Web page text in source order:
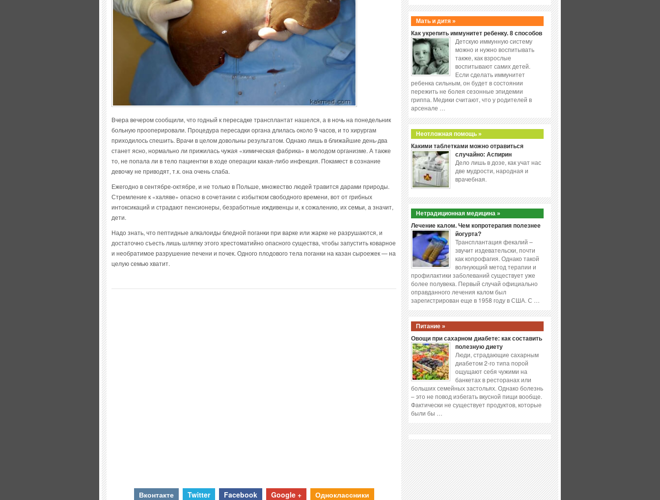
Вчера вечером сообщили, что годный к пересадке трансплантат нашелся, а в ночь на понедельник
больную прооперировали. Процедура пересадки органа длилась около 9 часов, и то хирургам
приходилось спешить. Врачи в целом довольны результатом. Однако лишь в ближайшие день-два
станет ясно, нормально ли прижилась чужая «химическая фабрика» в молодом организме. А также
то, не попала ли в тело пациентки в ходе операции какая-либо инфекция. Покамест в сознание
девочку не приводят, т.к. она очень слаба.
Ежегодно в сентябре-октябре, и не только в Польше, множество людей травится дарами природы.
Стремление к «халяве» опасно в сочетании с избытком свободного времени, вот от грибных
интоксикаций и страдают пенсионеры, безработные иждивенцы и, к сожалению, их семьи, а значит,
дети.
Надо знать, что пептидные алкалоиды бледной поганки при варке или жарке не разрушаются, и
достаточно съесть лишь шляпку этого хрестоматийно опасного существа, чтобы запустить коварное
и необратимое разрушение печени и почек. Одного плодового тела поганки на казан сыроежек — на
целую семью хватит.
Вконтакте Twitter Facebook Google + Одноклассники
Мать и дитя »
Как укрепить иммунитет ребенку. 8 способов
Детскую иммунную систему
можно и нужно воспитывать
также, как взрослые
воспитывают самих детей.
Если сделать иммунитет
ребенка сильным, он будет в состоянии
пережить не болея сезонные эпидемии
гриппа. Медики считают, что у родителей в
арсенале …
Неотложная помощь »
Какими таблетками можно отравиться
случайно: Аспирин
Дело лишь в дозе, как учат нас
две мудрости, народная и
врачебная.
Нетрадиционная медицина »
Лечение калом. Чем копротерапия полезнее
йогурта?
Трансплантация фекалий –
звучит издевательски, почти
как копрофагия. Однако такой
волнующий метод терапии и
профилактики заболеваний существует уже
более полувека. Первый случай официально
оправданного лечения калом был
зарегистрирован еще в 1958 году в США. С …
Питание »
Овощи при сахарном диабете: как составить
полезную диету
Люди, страдающие сахарным
диабетом 2-го типа порой
ощущают себя чужими на
банкетах в ресторанах или
больших семейных застольях. Однако болезнь
– это не повод избегать вкусной пищи вообще.
Фактически не существует продуктов, которые
были бы …